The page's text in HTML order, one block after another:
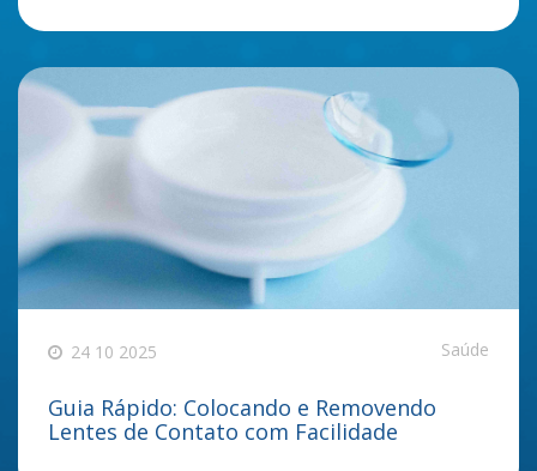
24 10 2025 Saúde
Guia Rápido: Colocando e Removendo
Lentes de Contato com Facilidade